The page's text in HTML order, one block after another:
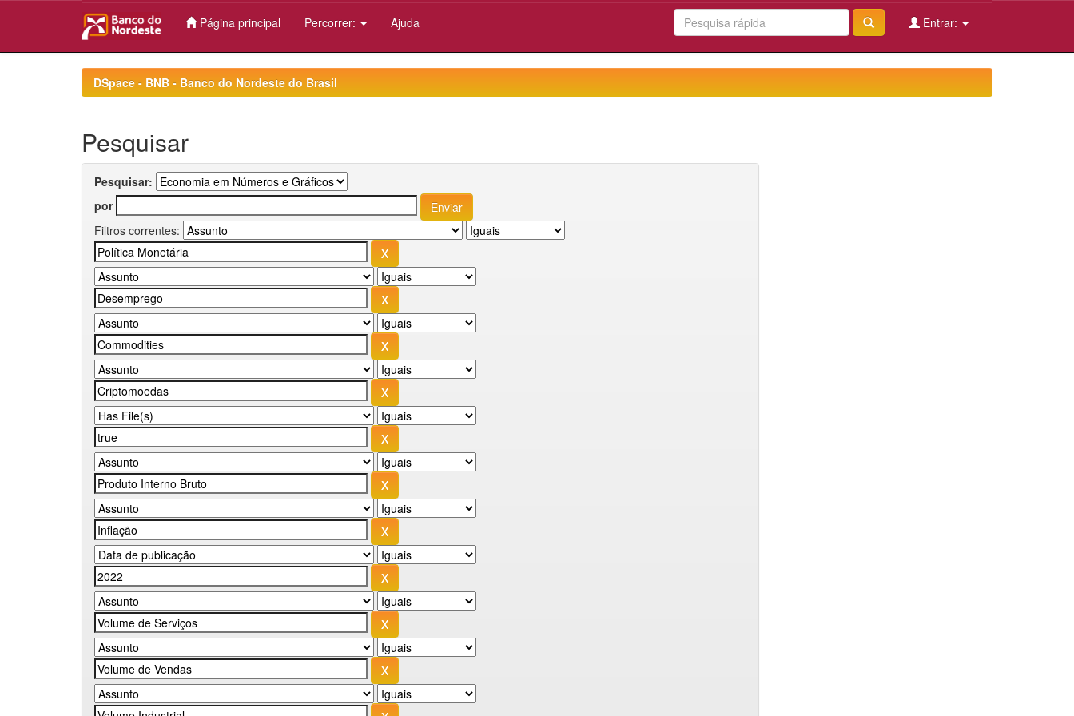
Página principal Percorrer: Ajuda Entrar:
DSpace - BNB - Banco do Nordeste do Brasil
Pesquisar
Pesquisar:
por
Filtros correntes: